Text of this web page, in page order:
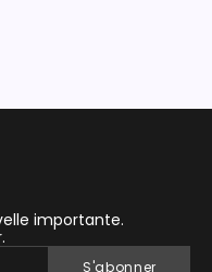
importante.
S'abonner